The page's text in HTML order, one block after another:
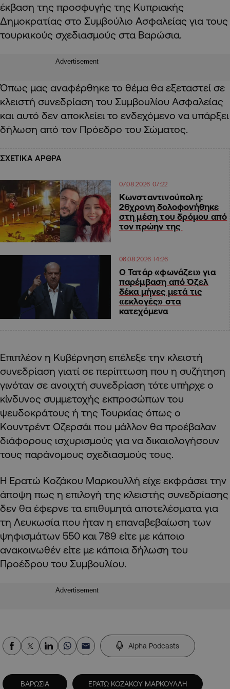
έκβαση της προσφυγής της Κυπριακής
Δημοκρατίας στο Συμβούλιο Ασφαλείας για τους
τουρκικούς σχεδιασμούς στα Βαρώσια.
Advertisement
Όπως μας αναφέρθηκε το θέμα θα εξεταστεί σε
κλειστή συνεδρίαση του Συμβουλίου Ασφαλείας
και αυτό δεν αποκλείει το ενδεχόμενο να υπάρξει
δήλωση από τον Πρόεδρο του Σώματος.
ΣΧΕΤΙΚΑ ΑΡΘΡΑ
07.08.2026 07:22
Κωνσταντινούπολη:
26χρονη δολοφονήθηκε
στη μέση του δρόμου από
τον πρώην της
06.08.2026 14:26
Ο Τατάρ «φωνάζει» για
παρέμβαση από Όζελ
δέκα μήνες μετά τις
«εκλογές» στα
κατεχόμενα
Επιπλέον η Κυβέρνηση επέλεξε την κλειστή
συνεδρίαση γιατί σε περίπτωση που η συζήτηση
γινόταν σε ανοιχτή συνεδρίαση τότε υπήρχε ο
κίνδυνος συμμετοχής εκπροσώπων του
ψευδοκράτους ή της Τουρκίας όπως ο
Κουντρέντ Οζερσάι που μάλλον θα προέβαλαν
διάφορους ισχυρισμούς για να δικαιολογήσουν
τους παράνομους σχεδιασμούς τους.
Η Ερατώ Κοζάκου Μαρκουλλή είχε εκφράσει την
άποψη πως η επιλογή της κλειστής συνεδρίασης
δεν θα έφερνε τα επιθυμητά αποτελέσματα για
τη Λευκωσία που ήταν η επαναβεβαίωση των
ψηφισμάτων 550 και 789 είτε με κάποιο
ανακοινωθέν είτε με κάποια δήλωση του
Προέδρου του Συμβουλίου.
Advertisement
Alpha Podcasts
ΒΑΡΩΣΙΑ ΕΡΑΤΩ ΚΟΖΑΚΟΥ ΜΑΡΚΟΥΛΛΗ